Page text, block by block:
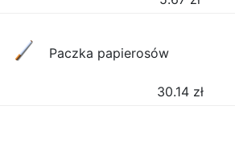
Paczka papierosów
30.14 zł